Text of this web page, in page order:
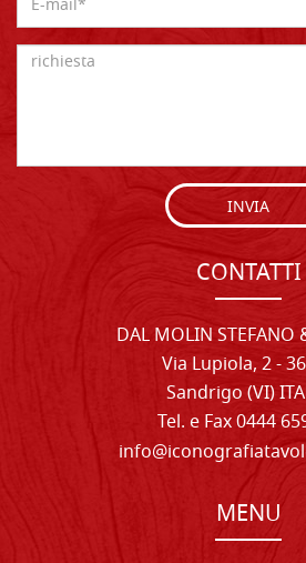
INVIA
CONTATTI
DAL MOLIN STEFANO
Via Lupiola, 2 -
Sandrigo (VI)
Tel. e Fax 0444
MENU